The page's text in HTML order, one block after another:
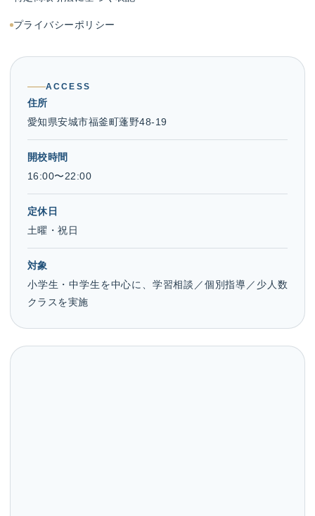
プライバシーポリシー
ACCESS
住所
愛知県安城市福釜町蓬野48-19
開校時間
16:00〜22:00
定休日
土曜・祝日
対象
小学生・中学生を中心に、学習相談／個別指導／少人数
クラスを実施